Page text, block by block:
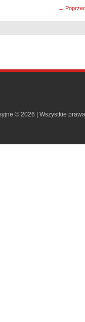
←
© 2026 | Wszystkie